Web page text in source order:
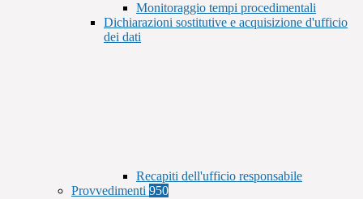
Monitoraggio tempi procedimentali
Dichiarazioni sostitutive e acquisizione d'ufficio
dei dati
Recapiti dell'ufficio responsabile
Provvedimenti 950